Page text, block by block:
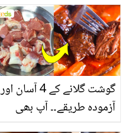
گوشت گلانے کے 4 آسان اور
آزمودہ طریقے۔۔ آپ بھی